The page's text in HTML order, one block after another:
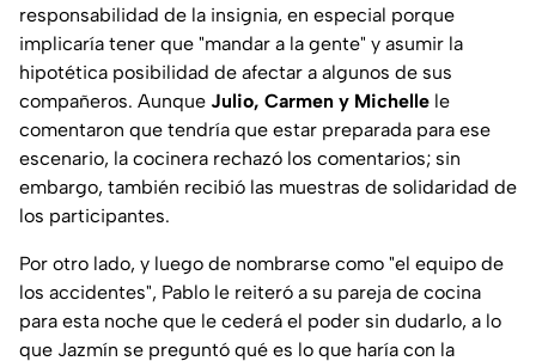
responsabilidad de la insignia, en especial porque
implicaría tener que "mandar a la gente" y asumir la
hipotética posibilidad de afectar a algunos de sus
compañeros. Aunque Julio, Carmen y Michelle le
comentaron que tendría que estar preparada para ese
escenario, la cocinera rechazó los comentarios; sin
embargo, también recibió las muestras de solidaridad de
los participantes.
Por otro lado, y luego de nombrarse como "el equipo de
los accidentes", Pablo le reiteró a su pareja de cocina
para esta noche que le cederá el poder sin dudarlo, a lo
que Jazmín se preguntó qué es lo que haría con la